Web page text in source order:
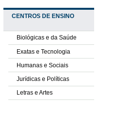
CENTROS DE ENSINO
Biológicas e da Saúde
Exatas e Tecnologia
Humanas e Sociais
Jurídicas e Políticas
Letras e Artes